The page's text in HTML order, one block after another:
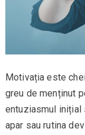
Motivația este
greu de menținut
entuziasmul inițial
apar sau rutina